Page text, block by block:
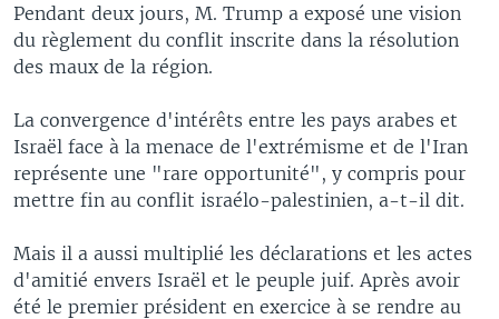
Pendant deux jours, M. Trump a exposé une vision
du règlement du conflit inscrite dans la résolution
des maux de la région.
La convergence d'intérêts entre les pays arabes et
Israël face à la menace de l'extrémisme et de l'Iran
représente une "rare opportunité", y compris pour
mettre fin au conflit israélo-palestinien, a-t-il dit.
Mais il a aussi multiplié les déclarations et les actes
d'amitié envers Israël et le peuple juif. Après avoir
été le premier président en exercice à se rendre au